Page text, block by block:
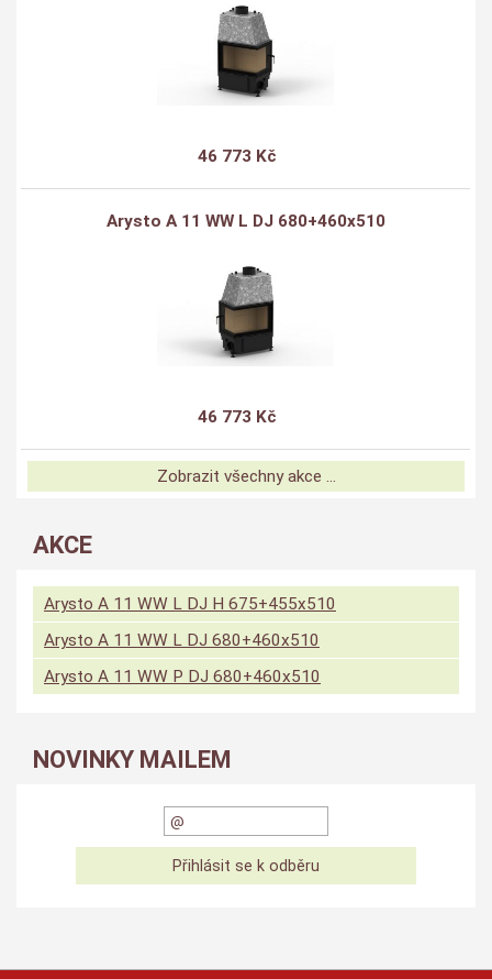
46 773 Kč
Arysto A 11 WW L DJ 680+460x510
46 773 Kč
Zobrazit všechny akce ...
AKCE
Arysto A 11 WW L DJ H 675+455x510
Arysto A 11 WW L DJ 680+460x510
Arysto A 11 WW P DJ 680+460x510
NOVINKY MAILEM